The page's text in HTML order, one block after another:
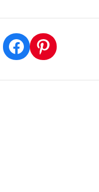
Facebook
Pinterest